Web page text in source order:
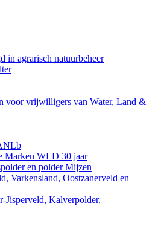
in agrarisch natuurbeheer
voor vrijwilligers van Water, Land &
Marken WLD 30 jaar
en polder Mijzen
Varkensland, Oostzanerveld en
Jisperveld, Kalverpolder,